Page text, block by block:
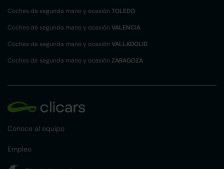
Coches de segunda mano y ocasión TOLEDO
Coches de segunda mano y ocasión VALENCIA
Coches de segunda mano y ocasión VALLADOLID
Coches de segunda mano y ocasión ZARAGOZA
Conoce al equipo
Empleo